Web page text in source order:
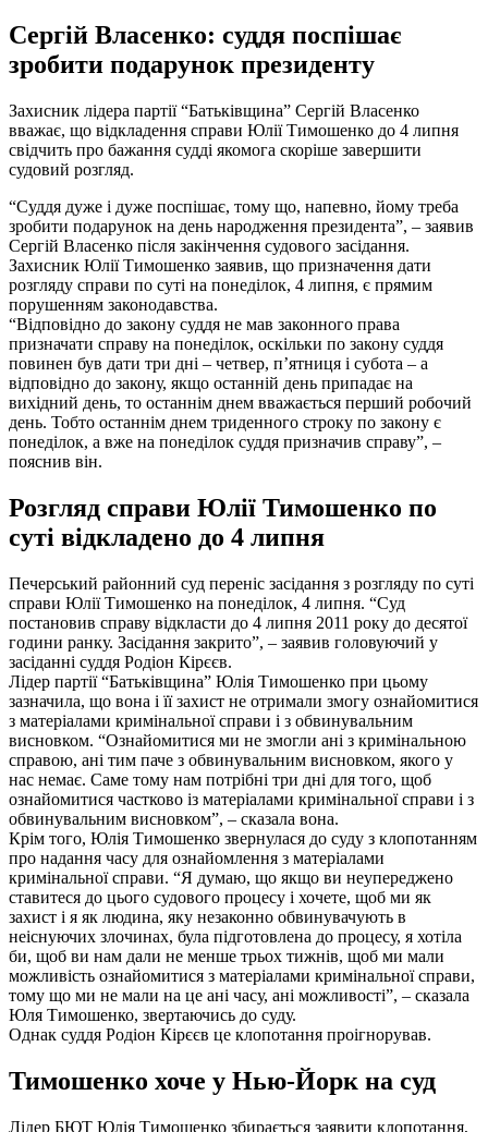
Сергій Власенко: суддя поспішає
зробити подарунок президенту
Захисник лідера партії “Батьківщина” Сергій Власенко
вважає, що відкладення справи Юлії Тимошенко до 4 липня
свідчить про бажання судді якомога скоріше завершити
судовий розгляд.
“Суддя дуже і дуже поспішає, тому що, напевно, йому треба
зробити подарунок на день народження президента”, – заявив
Сергій Власенко після закінчення судового засідання.
Захисник Юлії Тимошенко заявив, що призначення дати
розгляду справи по суті на понеділок, 4 липня, є прямим
порушенням законодавства.
“Відповідно до закону суддя не мав законного права
призначати справу на понеділок, оскільки по закону суддя
повинен був дати три дні – четвер, п’ятниця і субота – а
відповідно до закону, якщо останній день припадає на
вихідний день, то останнім днем вважається перший робочий
день. Тобто останнім днем триденного строку по закону є
понеділок, а вже на понеділок суддя призначив справу”, –
пояснив він.
Розгляд справи Юлії Тимошенко по
суті відкладено до 4 липня
Печерський районний суд переніс засідання з розгляду по суті
справи Юлії Тимошенко на понеділок, 4 липня. “Суд
постановив справу відкласти до 4 липня 2011 року до десятої
години ранку. Засідання закрито”, – заявив головуючий у
засіданні суддя Родіон Кірєєв.
Лідер партії “Батьківщина” Юлія Тимошенко при цьому
зазначила, що вона і її захист не отримали змогу ознайомитися
з матеріалами кримінальної справи і з обвинувальним
висновком. “Ознайомитися ми не змогли ані з кримінальною
справою, ані тим паче з обвинувальним висновком, якого у
нас немає. Саме тому нам потрібні три дні для того, щоб
ознайомитися частково із матеріалами кримінальної справи і з
обвинувальним висновком”, – сказала вона.
Крім того, Юлія Тимошенко звернулася до суду з клопотанням
про надання часу для ознайомлення з матеріалами
кримінальної справи. “Я думаю, що якщо ви неупереджено
ставитеся до цього судового процесу і хочете, щоб ми як
захист і я як людина, яку незаконно обвинувачують в
неіснуючих злочинах, була підготовлена до процесу, я хотіла
би, щоб ви нам дали не менше трьох тижнів, щоб ми мали
можливість ознайомитися з матеріалами кримінальної справи,
тому що ми не мали на це ані часу, ані можливості”, – сказала
Юля Тимошенко, звертаючись до суду.
Однак суддя Родіон Кірєєв це клопотання проігнорував.
Тимошенко хоче у Нью-Йорк на суд
Лідер БЮТ Юлія Тимошенко збирається заявити клопотання,